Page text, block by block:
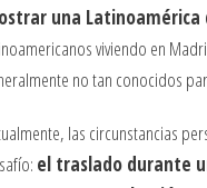
una
viviendo en
no tan conocidos
las circunstancias
el traslado durante